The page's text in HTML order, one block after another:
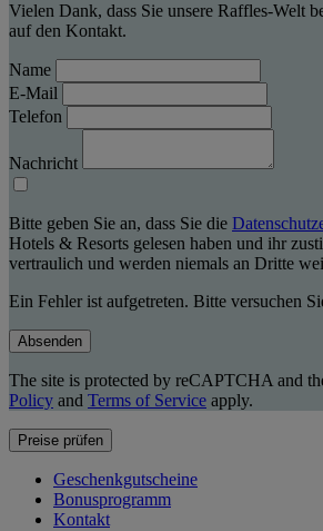
Vielen Dank, dass Sie unsere Raffles-Welt
auf den Kontakt.
Name
E-Mail
Telefon
Nachricht
Bitte geben Sie an, dass Sie die
Hotels & Resorts gelesen haben und ihr
vertraulich und werden niemals an Dritte
Ein Fehler ist aufgetreten. Bitte versuchen
Absenden
The site is protected by reCAPTCHA and
Policy and Terms of Service apply.
Preise prüfen
Geschenkgutscheine
Bonusprogramm
Kontakt